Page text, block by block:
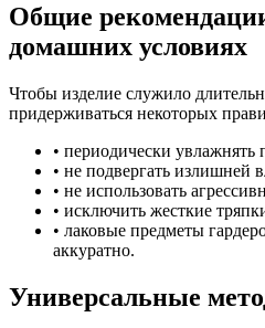
Общие
домашних условиях
Чтобы изделие служило
придерживаться некоторых
• периодически увлажнять
• не подвергать излишней
• не использовать
• исключить жесткие
• лаковые предметы
аккуратно.
Универсальные